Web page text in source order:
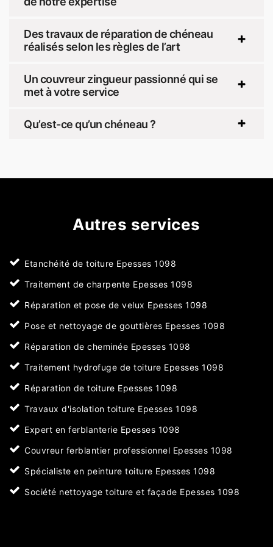
Des travaux de réparation de chéneau
réalisés selon les règles de l’art
Un couvreur zingueur passionné qui se
met à votre service
Qu’est-ce qu’un chéneau ?
Autres services
Etanchéité de toiture Epesses 1098
Traitement de charpente Epesses 1098
Réparation et pose de velux Epesses 1098
Pose et nettoyage de gouttières Epesses 1098
Réparation de cheminée Epesses 1098
Traitement hydrofuge de toiture Epesses 1098
Réparation de toiture Epesses 1098
Travaux d'isolation toiture Epesses 1098
Expert en ferblanterie Epesses 1098
Couvreur ferblantier professionnel Epesses 1098
Spécialiste en peinture toiture Epesses 1098
Société nettoyage toiture et façade Epesses 1098